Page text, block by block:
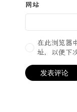
网站
在此浏览器
址，以便下